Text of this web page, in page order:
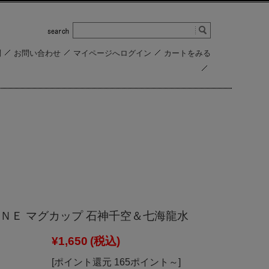
お問い合わせ マイページへログイン カートをみる
Ｅ マグカップ 石神千空＆七海龍水
¥1,650 (税込)
[ポイント還元 165ポイント～]